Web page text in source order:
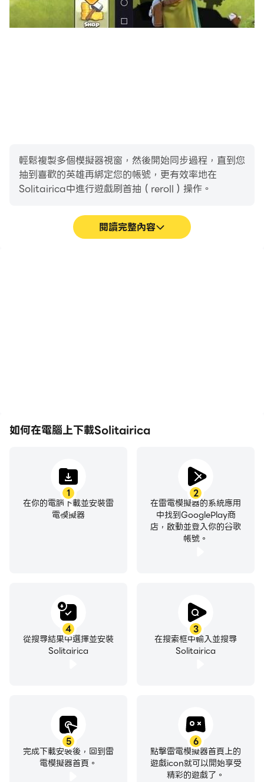
輕鬆複製多個模擬器視窗，然後開始同步過程，直到您
抽到喜歡的英雄再綁定您的帳號，更有效率地在
Solitairica中進行遊戲刷首抽（reroll）操作。
閱讀完整內容
如何在電腦上下載Solitairica
1
在你的電腦下載並安裝雷
電模擬器
2
在雷電模擬器的系統應用
中找到GooglePlay商
店，啟動並登入你的谷歌
帳號。
3
在搜索框中輸入並搜尋
Solitairica
4
從搜尋結果中選擇並安裝
Solitairica
5
完成下載安裝後，回到雷
電模擬器首頁。
6
點擊雷電模擬器首頁上的
遊戲icon就可以開始享受
精彩的遊戲了。